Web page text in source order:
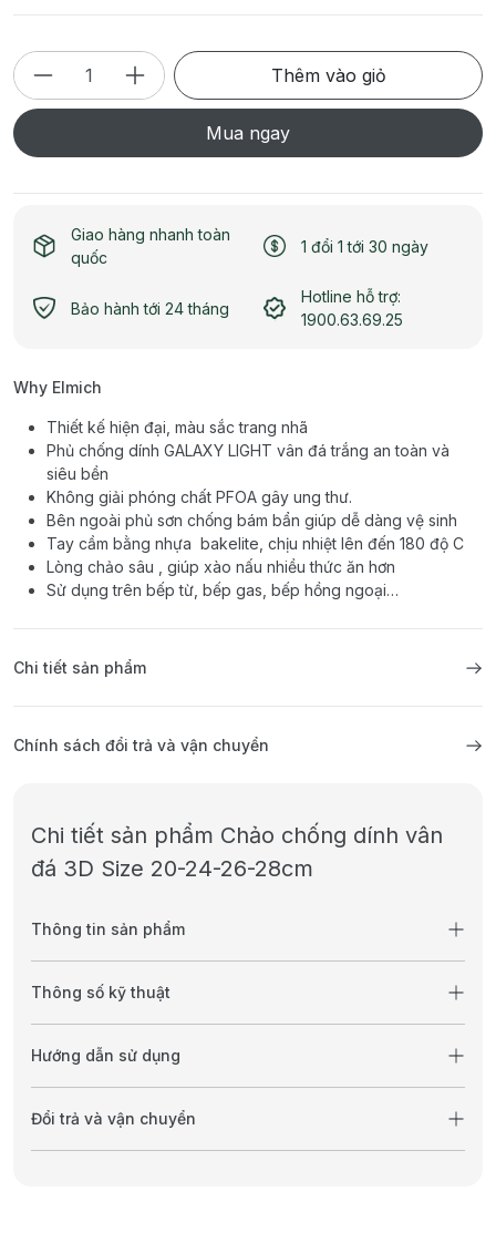
Thêm vào giỏ
Mua ngay
Giao hàng nhanh toàn
quốc
1 đổi 1 tới 30 ngày
Bảo hành tới 24 tháng
Hotline hỗ trợ:
1900.63.69.25
Why Elmich
Thiết kế hiện đại, màu sắc trang nhã
Phủ chống dính GALAXY LIGHT vân đá trắng an toàn và
siêu bền
Không giải phóng chất PFOA gây ung thư.
Bên ngoài phủ sơn chống bám bẩn giúp dễ dàng vệ sinh
Tay cầm bằng nhựa bakelite, chịu nhiệt lên đến 180 độ C
Lòng chảo sâu , giúp xào nấu nhiều thức ăn hơn
Sử dụng trên bếp từ, bếp gas, bếp hồng ngoại…
Chi tiết sản phẩm
Chính sách đổi trả và vận chuyển
Chi tiết sản phẩm Chảo chống dính vân
đá 3D Size 20-24-26-28cm
Thông tin sản phẩm
Thông số kỹ thuật
Hướng dẫn sử dụng
Đổi trả và vận chuyển